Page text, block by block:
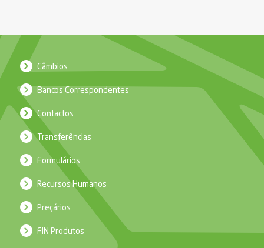
Câmbios
Bancos Correspondentes
Contactos
Transferências
Formulários
Recursos Humanos
Preçários
FIN Produtos